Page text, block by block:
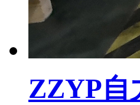
ZZYP自